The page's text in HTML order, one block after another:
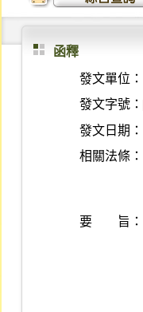
函釋
發文單位：
發文字號：
發文日期：
相關法條：
要 旨：